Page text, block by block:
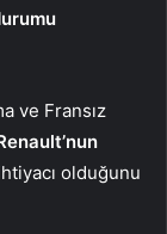
ve Fransız
olduğunu